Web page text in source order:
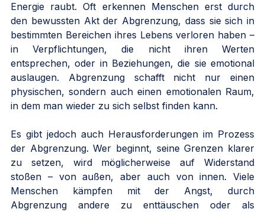
Energie raubt. Oft erkennen Menschen erst durch
den bewussten Akt der Abgrenzung, dass sie sich in
bestimmten Bereichen ihres Lebens verloren haben –
in Verpflichtungen, die nicht ihren Werten
entsprechen, oder in Beziehungen, die sie emotional
auslaugen. Abgrenzung schafft nicht nur einen
physischen, sondern auch einen emotionalen Raum,
in dem man wieder zu sich selbst finden kann.
Es gibt jedoch auch Herausforderungen im Prozess
der Abgrenzung. Wer beginnt, seine Grenzen klarer
zu setzen, wird möglicherweise auf Widerstand
stoßen – von außen, aber auch von innen. Viele
Menschen kämpfen mit der Angst, durch
Abgrenzung andere zu enttäuschen oder als